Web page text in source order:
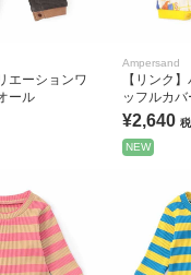
エーションワ
ール
Ampersand
【リンク
ッフルカ
¥2,640
NEW